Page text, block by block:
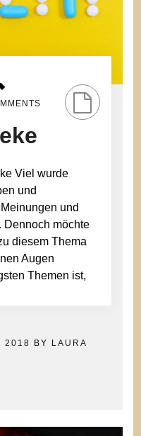
Viel wurde
und
und
Dennoch möchte
diesem Thema
Augen
Themen ist,
2018 BY LAURA